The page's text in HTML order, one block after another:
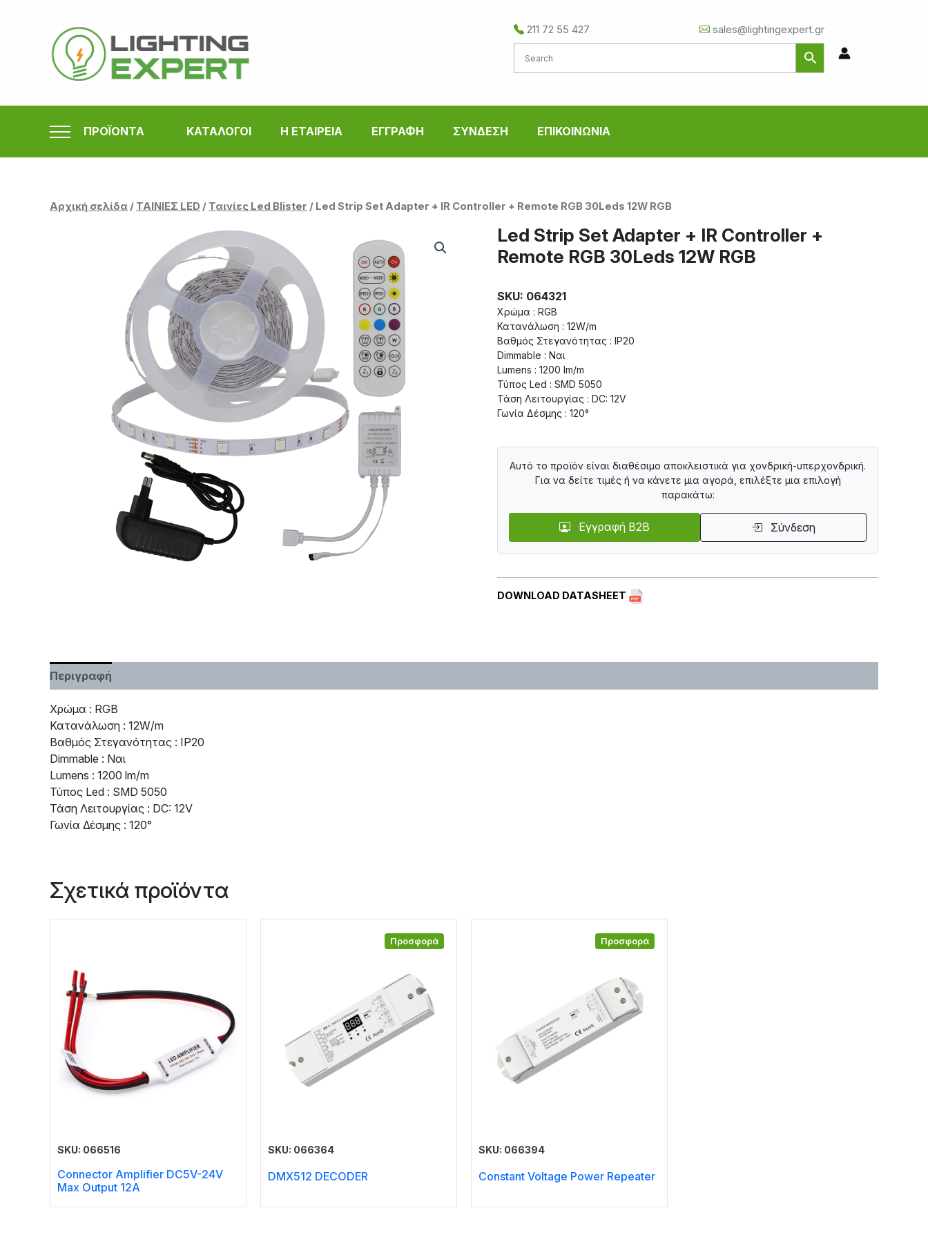
περιεχόμενο
211 72 55 427 sales@lightingexpert.gr
ΠΡΟΪΟΝΤΑ ΚΑΤΑΛΟΓΟΙ Η ΕΤΑΙΡΕΙΑ ΕΓΓΡΑΦΗ ΣΥΝΔΕΣΗ ΕΠΙΚΟΙΝΩΝΙΑ
Αρχική σελίδα / ΤΑΙΝΙΕΣ LED / Ταινίες Led Blister / Led Strip Set Adapter + IR Controller + Remote RGB 30Leds 12W RGB
Led Strip Set Adapter + IR Controller +
Remote RGB 30Leds 12W RGB
SKU: 064321
Χρώμα : RGB
Κατανάλωση : 12W/m
Βαθμός Στεγανότητας : IP20
Dimmable : Ναι
Lumens : 1200 lm/m
Τύπος Led : SMD 5050
Τάση Λειτουργίας : DC: 12V
Γωνία Δέσμης : 120°
DOWNLOAD DATASHEET
Αυτό το προϊόν είναι διαθέσιμο αποκλειστικά για χονδρική-υπερχονδρική.
Για να δείτε τιμές ή να κάνετε μια αγορά, επιλέξτε μια επιλογή
παρακάτω:
Εγγραφή B2B Σύνδεση
Περιγραφή
Χρώμα : RGB
Κατανάλωση : 12W/m
Βαθμός Στεγανότητας : IP20
Dimmable : Ναι
Lumens : 1200 lm/m
Τύπος Led : SMD 5050
Τάση Λειτουργίας : DC: 12V
Γωνία Δέσμης : 120°
Σχετικά προϊόντα
SKU: 066516
Connector Amplifier DC5V-24V
Max Output 12A
Προσφορά
SKU: 066364
DMX512 DECODER
Προσφορά
SKU: 066394
Constant Voltage Power Repeater